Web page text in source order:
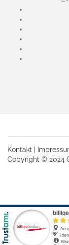
Kontakt
Copyright © 2024